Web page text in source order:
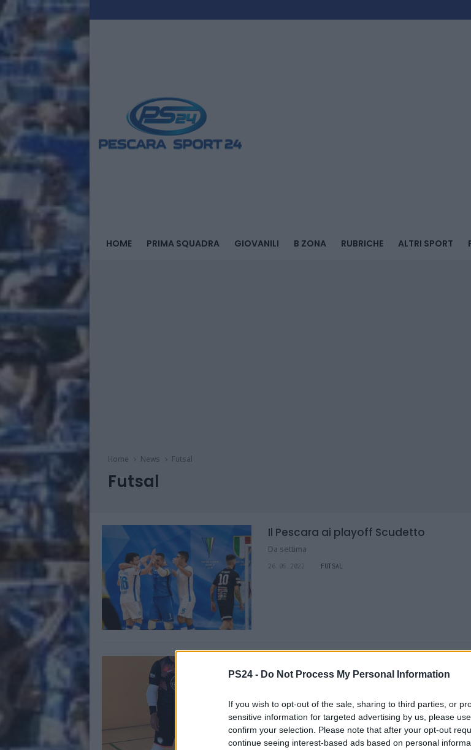
PS24 - Do Not Process My Personal Information
If you wish to opt-out of the sale, sharing to third parties, or
sensitive information for targeted advertising by us, please
confirm your selection. Please note that after your opt-out
continue seeing interest-based ads based on personal
HOME PRIMA SQUADRA GIOVANILI B ZONA RUBRICHE ALTRI SPORT
Home News Futsal
Futsal
Il Pescara ai playoff Scudetto
Da settima
26.05.2022 FUTSAL
sogno Coppa Italia per il Pescara